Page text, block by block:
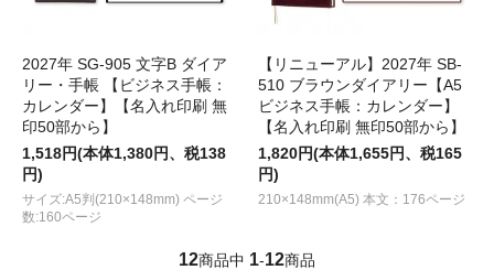
2027年 SG-905 文字B ダイア
リー・手帳 【ビジネス手帳：
カレンダー】【名入れ印刷 無
印50部から】
1,518円(本体1,380円、税138
円)
サイズ:A5判(210×148mm) ページ
数:160ページ
【リニューアル】2027年 SB-
510 ブラウンダイアリー【A5
ビジネス手帳：カレンダー】
【名入れ印刷 無印50部から】
1,820円(本体1,655円、税165
円)
210×148mm(A5) 本文：176ページ
12商品中 1-12商品